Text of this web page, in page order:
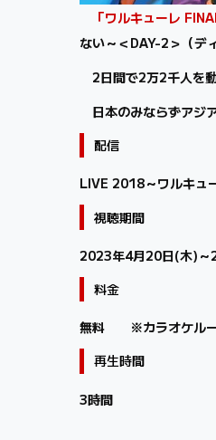
「ワルキューレ
ない～＜DAY-2＞（デ
2日間で2万2千人を
日本のみならずアジ
配信
LIVE 2018～ワルキュ
視聴期間
2023年4月20日(木)
料金
無料 ※カラオケルー
再生時間
3時間